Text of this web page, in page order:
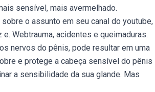
sensível, mais avermelhado.
o assunto em seu canal do youtube,
Webtrauma, acidentes e queimaduras.
nervos do pênis, pode resultar em uma
e protege a cabeça sensível do pênis
a sensibilidade da sua glande. Mas